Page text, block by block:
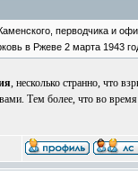
перводчика и
в Ржеве 2 марта 1943
, несколько странно, что
Тем более, что во